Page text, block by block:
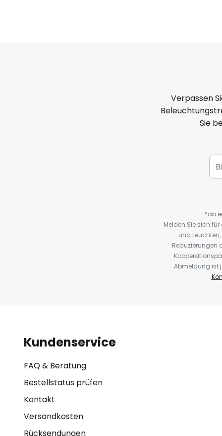
Verpassen
Sie
*ab
Melden Sie sich
und
Reduzierungen
Abmeldung ist
Kundenservice
FAQ & Beratung
Bestellstatus prüfen
Kontakt
Versandkosten
Rücksendungen